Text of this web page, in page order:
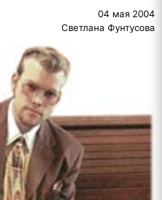
04 мая 2004
Светлана Фунтусова